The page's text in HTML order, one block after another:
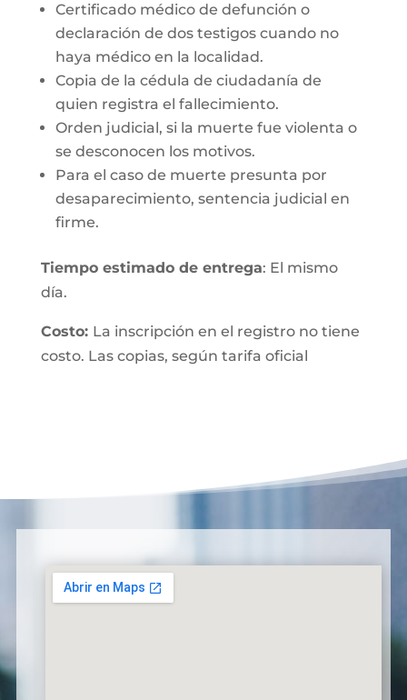
Certificado médico de defunción o
declaración de dos testigos cuando no
haya médico en la localidad.
Copia de la cédula de ciudadanía de
quien registra el fallecimiento.
Orden judicial, si la muerte fue violenta o
se desconocen los motivos.
Para el caso de muerte presunta por
desaparecimiento, sentencia judicial en
firme.
Tiempo estimado de entrega: El mismo
día.
Costo: La inscripción en el registro no tiene
costo. Las copias, según tarifa oficial